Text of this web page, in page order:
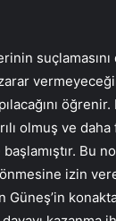
olmuş ve daha
Bu
izin
Güneş’in